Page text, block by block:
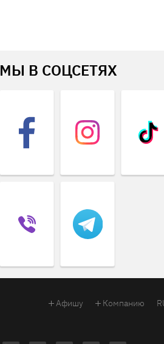
МЫ В СОЦСЕТЯХ
Афишу Компанию